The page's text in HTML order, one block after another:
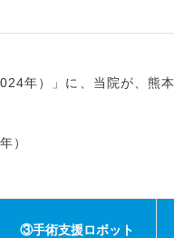
年）」に、当院が、熊
）
③手術支援ロボット